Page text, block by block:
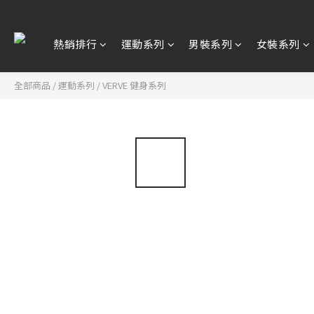
熱銷排行 運動系列 男裝系列 女裝系列
全部商品 /運動系列 /VERVE 健身系列